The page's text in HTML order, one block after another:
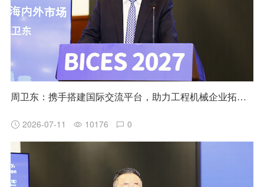
周卫东：携手搭建国际交流平台，助力工程机械企业拓展海内外市场
2026-07-11 10176 0